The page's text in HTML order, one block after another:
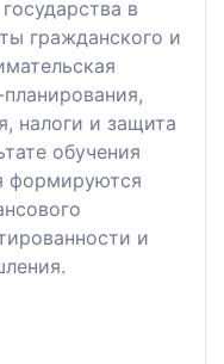
в
гражданского и
налоги и защита
обучения
формируются
и